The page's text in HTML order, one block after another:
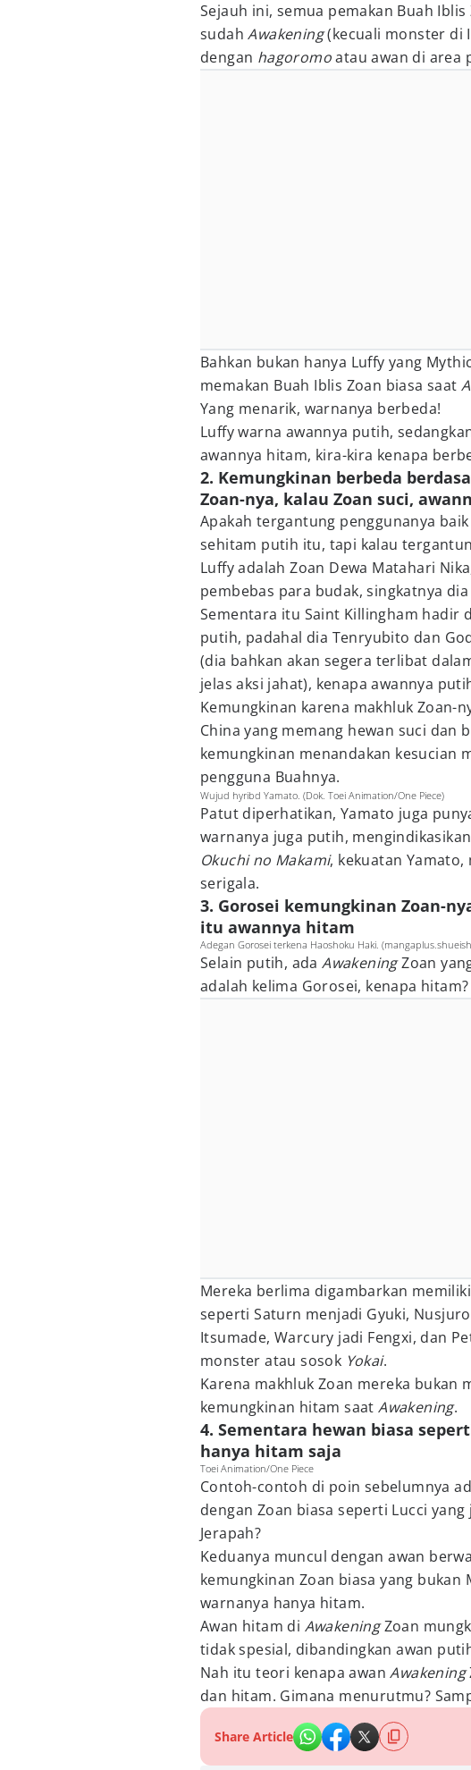
Sejauh ini, semua pemakan Buah Iblis
sudahAwakening(kecuali monster di
dengan hagoromoatau awan di area
Bahkan bukan hanya Luffy yang
memakan Buah Iblis Zoan biasa saat
Yang menarik, warnanya berbeda!
Luffy warna awannya putih,
awannya hitam, kira-kira kenapa
2. Kemungkinan berbeda
Zoan-nya, kalau Zoan suci,
Apakah tergantung penggunanya
sehitam putih itu, tapi kalau
Luffy adalah Zoan Dewa Matahari
pembebas para budak, singkatnya
Sementara itu Saint Killingham hadir
putih, padahal dia Tenryubito dan
(dia bahkan akan segera terlibat
jelas aksi jahat), kenapa awannya
Kemungkinan karena makhluk Zoan-
China yang memang hewan suci dan
kemungkinan menandakan kesucian
pengguna Buahnya.
Wujud hyribd Yamato. (Dok. Toei Animation/One Piece)
Patut diperhatikan, Yamato juga
warnanya juga putih,
Okuchi no Makami, kekuatan Yamato,
serigala.
3. Gorosei kemungkinan Zoan-
itu awannya hitam
Adegan Gorosei terkena Haoshoku Haki.
Selain putih, adaAwakeningZoan
adalah kelima Gorosei, kenapa hitam?
Mereka berlima digambarkan
seperti Saturn menjadi Gyuki,
Itsumade, Warcury jadi Fengxi, dan
monster atau sosok Yokai.
Karena makhluk Zoan mereka bukan
kemungkinan hitam saatAwakening.
4. Sementara hewan biasa
hanya hitam saja
Toei Animation/One Piece
Contoh-contoh di poin sebelumnya
dengan Zoan biasa seperti Lucci
Jerapah?
Keduanya muncul dengan awan
kemungkinan Zoan biasa yang
warnanya hanya hitam.
Awan hitam di AwakeningZoan
tidak spesial, dibandingkan awan
Nah itu teori kenapa awanAwakening
dan hitam. Gimana menurutmu?
Share Article